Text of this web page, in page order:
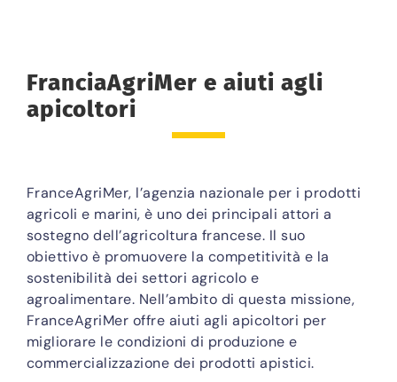
FranciaAgriMer e aiuti agli
apicoltori
FranceAgriMer, l’agenzia nazionale per i prodotti
agricoli e marini, è uno dei principali attori a
sostegno dell’agricoltura francese. Il suo
obiettivo è promuovere la competitività e la
sostenibilità dei settori agricolo e
agroalimentare. Nell’ambito di questa missione,
FranceAgriMer offre aiuti agli apicoltori per
migliorare le condizioni di produzione e
commercializzazione dei prodotti apistici.